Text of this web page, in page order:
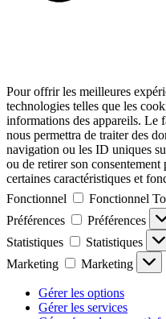
Pour offrir les meilleures
technologies telles que les
informations des appareils. Le
nous permettra de traiter des
navigation ou les ID uniques
ou de retirer son
certaines caractéristiques et
Fonctionnel
Fonctionnel
Préférences
Préférences
Statistiques
Statistiques
Marketing
Marketing
Gérer les options
Gérer les services